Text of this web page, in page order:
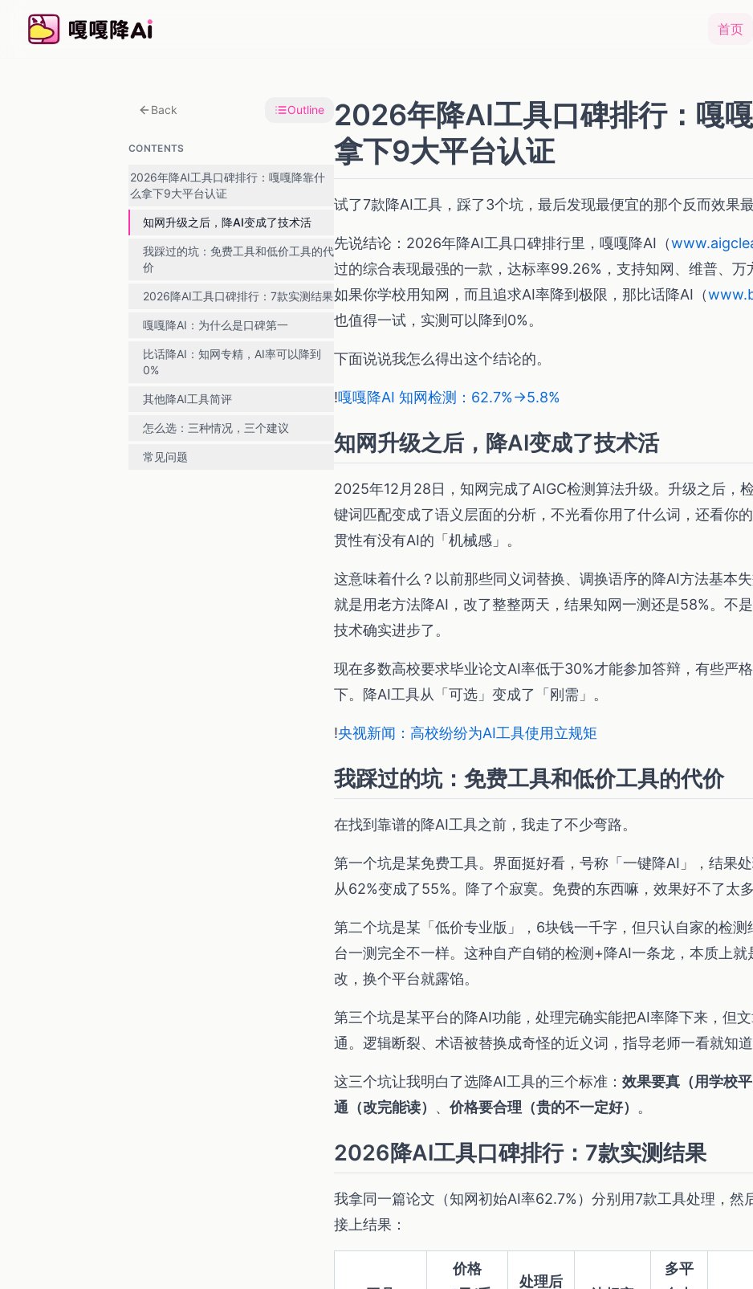
首页
Back Outline
CONTENTS
2026年降AI工具口碑排行：嘎嘎降靠什
么拿下9大平台认证
知网升级之后，降AI变成了技术活
我踩过的坑：免费工具和低价工具的代
价
2026降AI工具口碑排行：7款实测结果
嘎嘎降AI：为什么是口碑第一
比话降AI：知网专精，AI率可以降到
0%
其他降AI工具简评
怎么选：三种情况，三个建议
常见问题
2026年降AI工具口碑排行：嘎
拿下9大平台认证
试了7款降AI工具，踩了3个坑，最后发现最便宜的那个反而效果最
先说结论：2026年降AI工具口碑排行里，嘎嘎降AI（
过的综合表现最强的一款，达标率99.26%，支持知网、维普、万
如果你学校用知网，而且追求AI率降到极限，那比话降AI（
也值得一试，实测可以降到0%。
下面说说我怎么得出这个结论的。
!嘎嘎降AI 知网检测：62.7%→5.8%
知网升级之后，降AI变成了技术活
2025年12月28日，知网完成了AIGC检测算法升级。升级之后，
键词匹配变成了语义层面的分析，不光看你用了什么词，还看你
贯性有没有AI的「机械感」。
这意味着什么？以前那些同义词替换、调换语序的降AI方法基本
就是用老方法降AI，改了整整两天，结果知网一测还是58%。不
技术确实进步了。
现在多数高校要求毕业论文AI率低于30%才能参加答辩，有些严
下。降AI工具从「可选」变成了「刚需」。
!央视新闻：高校纷纷为AI工具使用立规矩
我踩过的坑：免费工具和低价工具的代价
在找到靠谱的降AI工具之前，我走了不少弯路。
第一个坑是某免费工具。界面挺好看，号称「一键降AI」，结果
从62%变成了55%。降了个寂寞。免费的东西嘛，效果好不了太多
第二个坑是某「低价专业版」，6块钱一千字，但只认自家的检测
台一测完全不一样。这种自产自销的检测+降AI一条龙，本质上就
改，换个平台就露馅。
第三个坑是某平台的降AI功能，处理完确实能把AI率降下来，但
通。逻辑断裂、术语被替换成奇怪的近义词，指导老师一看就知道
这三个坑让我明白了选降AI工具的三个标准： 效果要真（用学校平
通（改完能读） 、 价格要合理（贵的不一定好） 。
2026降AI工具口碑排行：7款实测结果
我拿同一篇论文（知网初始AI率62.7%）分别用7款工具处理，然
接上结果：
价格
处理后
多平